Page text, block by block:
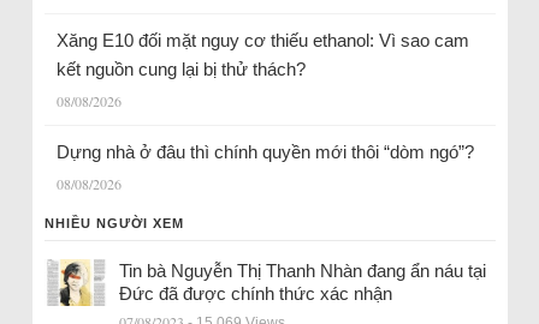
Xăng E10 đối mặt nguy cơ thiếu ethanol: Vì sao cam
kết nguồn cung lại bị thử thách?
08/08/2026
Dựng nhà ở đâu thì chính quyền mới thôi “dòm ngó”?
08/08/2026
NHIỀU NGƯỜI XEM
Tin bà Nguyễn Thị Thanh Nhàn đang ẩn náu tại
Đức đã được chính thức xác nhận